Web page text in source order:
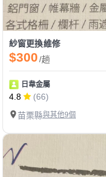
紗窗更換維修
$300/趟
日韋金屬
4.8
(66)
苗栗縣與其他9個